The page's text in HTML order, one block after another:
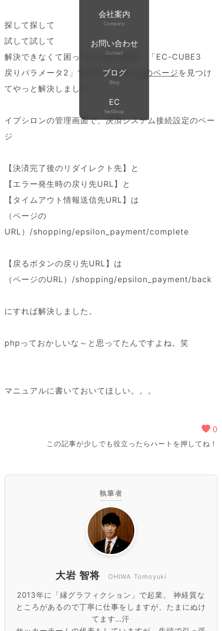
会社案内
Company
お問い合わせ
Contact
ブログ
Blog
EC
NetShop
探して探して
試して試して
解決できなくて困っていたのですが、「EC-CUBE3
戻りパラメータ2」でググった時に
このページ を見つけ
てやっと解決しました。
イプシロンの管理画面で、決済システム接続設定のペー
ジ
【決済完了後のリダイレクト先】と
【エラー発生時の戻り先URL】と
【タイムアウト情報送信先URL】は
（ページの
URL）/shopping/epsilon_payment/complete
【戻るボタンの戻り先URL】は
（ページのURL）/shopping/epsilon_payment/back
にすれば解決しました。
phpっておかしいな～と思ってたんですよね。笑
マニュアルに書いておいてほしい。。。
0
この記事が少しでも役立ったらハートを押してね！
執筆者
大岩 智将 OHIWA Tomoyuki
2013年に「縁グラフィクション」で起業。 神経質な
ところがあるので丁寧に仕事をしますが、たまにぬけ
てます…汗